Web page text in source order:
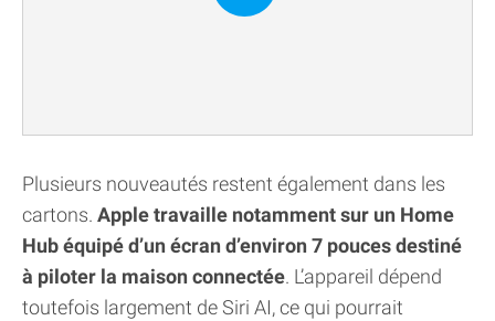
Plusieurs nouveautés restent également dans les
cartons. Apple travaille notamment sur un Home
Hub équipé d’un écran d’environ 7 pouces destiné
à piloter la maison connectée. L’appareil dépend
toutefois largement de Siri AI, ce qui pourrait